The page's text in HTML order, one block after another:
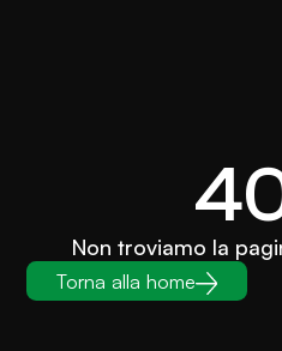
Non troviamo la
Torna alla home